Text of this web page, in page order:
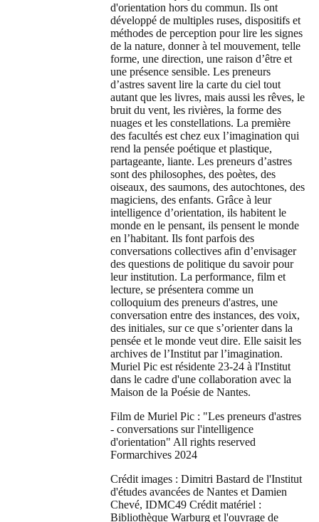
d'orientation hors du commun. Ils ont
développé de multiples ruses, dispositifs et
méthodes de perception pour lire les signes
de la nature, donner à tel mouvement, telle
forme, une direction, une raison d’être et
une présence sensible. Les preneurs
d’astres savent lire la carte du ciel tout
autant que les livres, mais aussi les rêves, le
bruit du vent, les rivières, la forme des
nuages et les constellations. La première
des facultés est chez eux l’imagination qui
rend la pensée poétique et plastique,
partageante, liante. Les preneurs d’astres
sont des philosophes, des poètes, des
oiseaux, des saumons, des autochtones, des
magiciens, des enfants. Grâce à leur
intelligence d’orientation, ils habitent le
monde en le pensant, ils pensent le monde
en l’habitant. Ils font parfois des
conversations collectives afin d’envisager
des questions de politique du savoir pour
leur institution. La performance, film et
lecture, se présentera comme un
colloquium des preneurs d'astres, une
conversation entre des instances, des voix,
des initiales, sur ce que s’orienter dans la
pensée et le monde veut dire. Elle saisit les
archives de l’Institut par l’imagination.
Muriel Pic est résidente 23-24 à l'Institut
dans le cadre d'une collaboration avec la
Maison de la Poésie de Nantes.
Film de Muriel Pic : "Les preneurs d'astres
- conversations sur l'intelligence
d'orientation" All rights reserved
Formarchives 2024
Crédit images : Dimitri Bastard de l'Institut
d'études avancées de Nantes et Damien
Chevé, IDMC49 Crédit matériel :
Bibliothèque Warburg et l'ouvrage de